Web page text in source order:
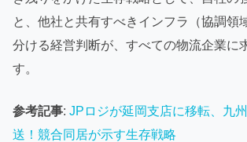
と、他社と共有すべきインフラ（協調領
分ける経営判断が、すべての物流企業に
す。
参考記事: JPロジが延岡支店に移転、九
送！競合同居が示す生存戦略